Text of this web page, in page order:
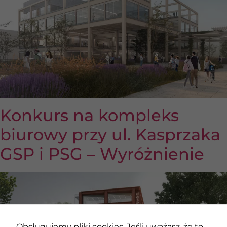
Konkurs na kompleks
biurowy przy ul. Kasprzaka
GSP i PSG – Wyróżnienie